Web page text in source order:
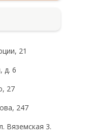
21
д. 6
27
247
Вяземская 3.